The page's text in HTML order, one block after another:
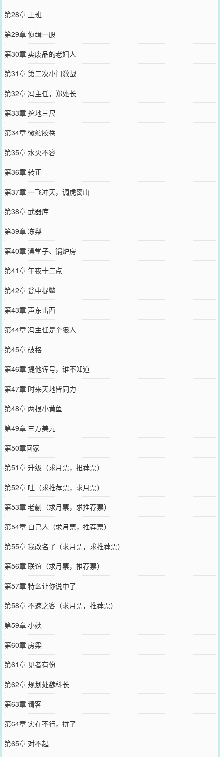
第28章 上班
第29章 侦缉一股
第30章 卖废品的老妇人
第31章 第二次小门激战
第32章 冯主任，郑处长
第33章 挖地三尺
第34章 微缩胶卷
第35章 水火不容
第36章 转正
第37章 一飞冲天，调虎离山
第38章 武器库
第39章 冻梨
第40章 澡堂子、锅炉房
第41章 午夜十二点
第42章 瓮中捉鳖
第43章 声东击西
第44章 冯主任是个狠人
第45章 破格
第46章 提他诨号，谁不知道
第47章 时来天地皆同力
第48章 两根小黄鱼
第49章 三万美元
第50章回家
第51章 升级（求月票，推荐票）
第52章 吐（求推荐票，求月票）
第53章 老蒯（求月票，求推荐票）
第54章 自己人（求月票，推荐票）
第55章 我改名了（求月票，求推荐票）
第56章 联谊（求月票，推荐票）
第57章 特么让你说中了
第58章 不速之客（求月票，推荐票）
第59章 小姨
第60章 房梁
第61章 见者有份
第62章 规划处魏科长
第63章 请客
第64章 实在不行，拼了
第65章 对不起